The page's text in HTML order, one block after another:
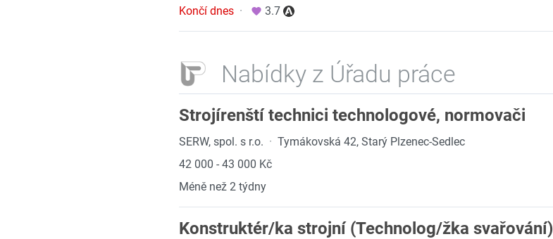
Končí dnes · 3.7
Nabídky z Úřadu práce
Strojírenští technici technologové, normovači
SERW, spol. s r.o. · Tymákovská 42, Starý Plzenec-Sedlec
42 000 - 43 000 Kč
Méně než 2 týdny
Konstruktér/ka strojní (Technolog/žka svařování)